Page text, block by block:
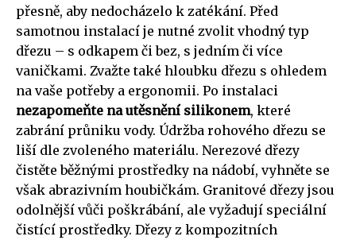
přesně, aby nedocházelo k zatékání. Před
samotnou instalací je nutné zvolit vhodný typ
dřezu – s odkapem či bez, s jedním či více
vaničkami. Zvažte také hloubku dřezu s ohledem
na vaše potřeby a ergonomii. Po instalaci
nezapomeňte na utěsnění silikonem, které
zabrání průniku vody. Údržba rohového dřezu se
liší dle zvoleného materiálu. Nerezové dřezy
čistěte běžnými prostředky na nádobí, vyhněte se
však abrazivním houbičkám. Granitové dřezy jsou
odolnější vůči poškrábání, ale vyžadují speciální
čistící prostředky. Dřezy z kompozitních